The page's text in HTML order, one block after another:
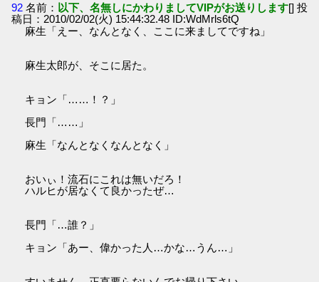
92 名前： 以下、名無しにかわりましてVIPがお送りします[] 投
稿日：2010/02/02(火) 15:44:32.48 ID:WdMrls6tQ
麻生「えー、なんとなく、ここに来ましてですね」
麻生太郎が、そこに居た。
キョン「……！？」
長門「……」
麻生「なんとなくなんとなく」
おいぃ！流石にこれは無いだろ！
ハルヒが居なくて良かったぜ…
長門「…誰？」
キョン「あー、偉かった人…かな…うん…」